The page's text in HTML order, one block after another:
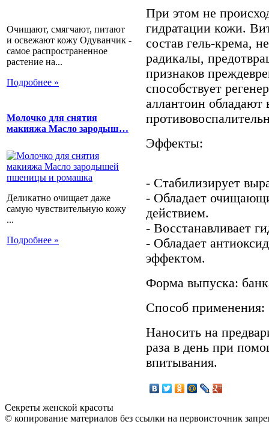
Очищают, смягчают, питают
и освежают кожу Одуванчик -
самое распространенное
растение на...
Подробнее »
Молочко для снятия
макияжа Масло зародыш…
Деликатно очищает даже
самую чувствительную кожу
...
Подробнее »
При этом не
гидратации кожи.
состав гель-крема,
радикалы,
признаков
способствует
аллантоин
Эффекты:
- Стабилизирует
- Обладает
действием.
- Восстанавливает
- Обладает
эффектом.
Форма выпуска:
Способ применения:
Наносить на
раза в день при
впитывания.
Секреты женской красоты
© копирование материалов без ссылки на первоисточник